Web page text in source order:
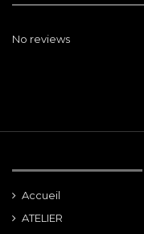
No reviews
Accueil
ATELIER